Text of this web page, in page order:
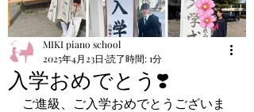
入学おめでとう❣️
MIKI piano school
2025年4月23日 読了時間: 1分
ご進級、ご入学おめでとうございま